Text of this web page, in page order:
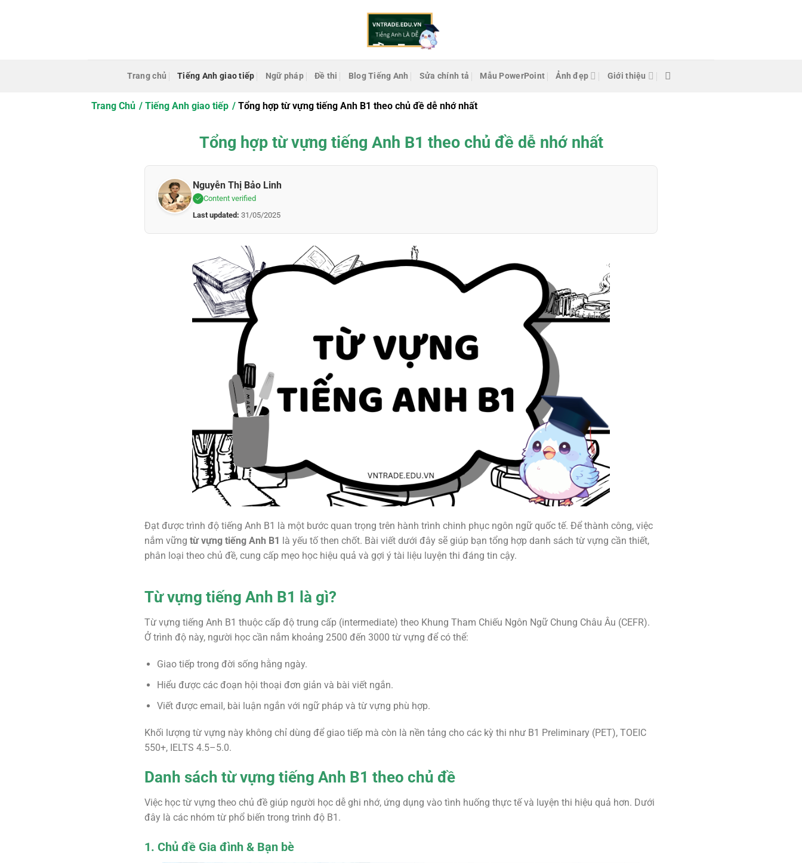
Trang chủ Tiếng Anh giao tiếp Ngữ pháp Đề thi Blog Tiếng Anh Sửa chính tả Mẫu PowerPoint Ảnh đẹp Giới thiệu
Trang Chủ Tiếng Anh giao tiếp Tổng hợp từ vựng tiếng Anh B1 theo chủ đề dễ nhớ nhất
Tổng hợp từ vựng tiếng Anh B1 theo chủ đề dễ nhớ nhất
Nguyễn Thị Bảo Linh
Content verified
Last updated: 31/05/2025
Đạt được trình độ tiếng Anh B1 là một bước quan trọng trên hành trình chinh phục ngôn ngữ quốc tế. Để thành công, việc
nắm vững từ vựng tiếng Anh B1 là yếu tố then chốt. Bài viết dưới đây sẽ giúp bạn tổng hợp danh sách từ vựng cần thiết,
phân loại theo chủ đề, cung cấp mẹo học hiệu quả và gợi ý tài liệu luyện thi đáng tin cậy.
Từ vựng tiếng Anh B1 là gì?
Từ vựng tiếng Anh B1 thuộc cấp độ trung cấp (intermediate) theo Khung Tham Chiếu Ngôn Ngữ Chung Châu Âu (CEFR).
Ở trình độ này, người học cần nắm khoảng 2500 đến 3000 từ vựng để có thể:
Giao tiếp trong đời sống hằng ngày.
Hiểu được các đoạn hội thoại đơn giản và bài viết ngắn.
Viết được email, bài luận ngắn với ngữ pháp và từ vựng phù hợp.
Khối lượng từ vựng này không chỉ dùng để giao tiếp mà còn là nền tảng cho các kỳ thi như B1 Preliminary (PET), TOEIC
550+, IELTS 4.5–5.0.
Danh sách từ vựng tiếng Anh B1 theo chủ đề
Việc học từ vựng theo chủ đề giúp người học dễ ghi nhớ, ứng dụng vào tình huống thực tế và luyện thi hiệu quả hơn. Dưới
đây là các nhóm từ phổ biến trong trình độ B1.
1. Chủ đề Gia đình & Bạn bè